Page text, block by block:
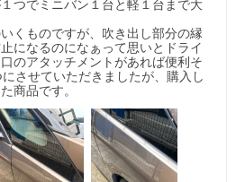
つでミニバン１台と軽１台まで大
くものですが、吹き出し部分の縁
になるのになぁって思いとドライ
のアタッチメントがあれば便利そ
にさせていただきましたが、購入し